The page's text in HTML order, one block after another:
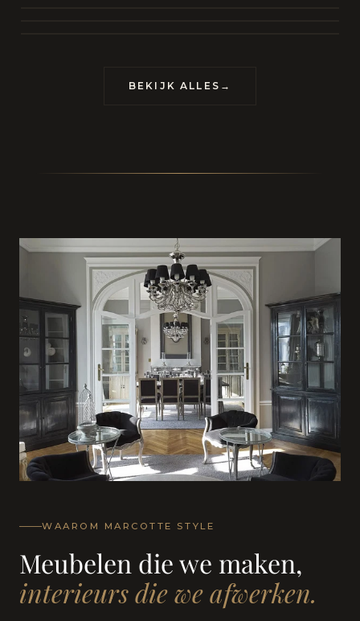
BEKIJK ALLES →
WAAROM MARCOTTE STYLE
Meubelen die we maken,
interieurs die we afwerken.